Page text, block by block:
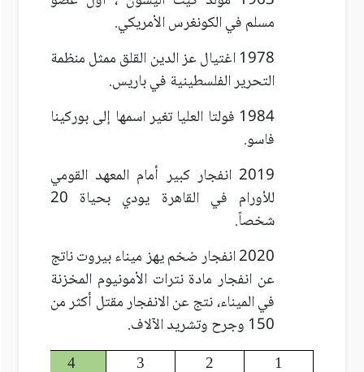
مسلم في الكونغرس الأمريكي.
1978 اغتيال عز الدين القلق ممثل منظمة
التحرير الفلسطينية في باريس.
1984 فولتا العليا تغير اسمها إلى بوركينا
فاسو.
2019 انفجار كبير أمام المعهد القومي
للأورام في القاهرة يودي بحياة 20
شخصاً.
2020 انفجار ضخم يهز ميناء بيروت ناتج
عن انفجار مادة نترات الأمونيوم المخزنة
في الميناء، نتج عن الانفجار مقتل أكثر من
150 وجرح وتشريد الآلاف.
1
2
3
4